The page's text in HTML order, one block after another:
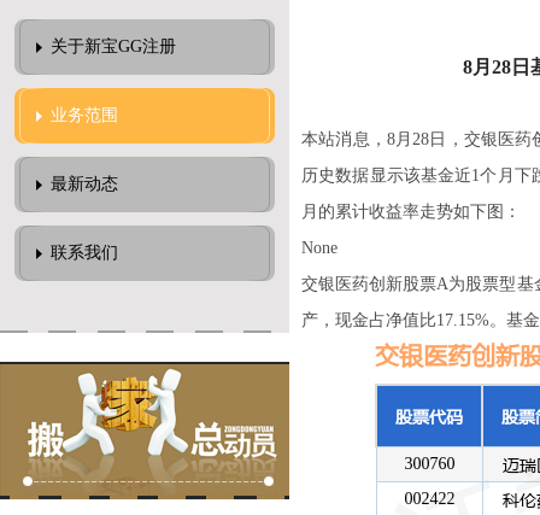
关于新宝GG注册
业务范围
最新动态
联系我们
8月28日
本站消息，8月28日，交银医药
历史数据显示该基金近1个月下
月的累计收益率走势如下图：
None
交银医药创新股票A为股票型基
产，现金占净值比17.15%。基